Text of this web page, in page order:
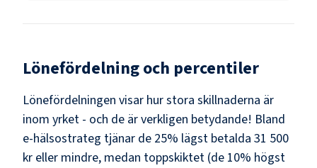
Lönefördelning och percentiler
Lönefördelningen visar hur stora skillnaderna är
inom yrket - och de är verkligen betydande! Bland
e-hälsostrateg tjänar de 25% lägst betalda 31 500
kr eller mindre, medan toppskiktet (de 10% högst